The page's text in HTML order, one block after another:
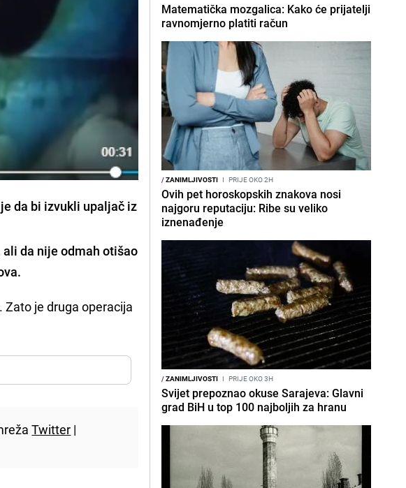
da bi izvukli upaljač iz
da nije odmah otišao
Zato je druga operacija
Twitter |
Matematička mozgalica: Kako će prijatelji
ravnomjerno platiti račun
/ZANIMLJIVOSTI I PRIJE OKO 2H
Ovih pet horoskopskih znakova nosi
najgoru reputaciju: Ribe su veliko
iznenađenje
/ZANIMLJIVOSTI I PRIJE OKO 3H
Svijet prepoznao okuse Sarajeva: Glavni
grad BiH u top 100 najboljih za hranu